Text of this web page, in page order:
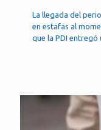
La llegada del
en estafas al
que la PDI entregó